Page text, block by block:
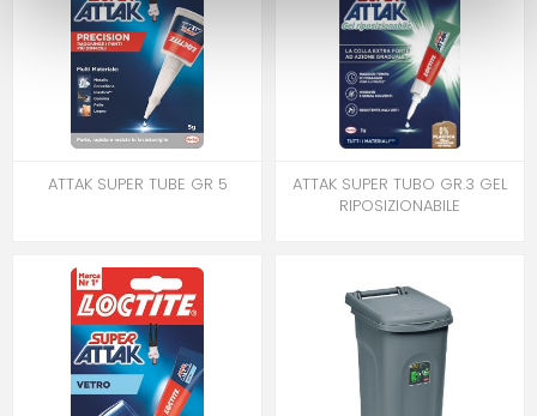
ATTAK SUPER TUBE GR 5
ATTAK SUPER TUBO GR.3 GEL
RIPOSIZIONABILE